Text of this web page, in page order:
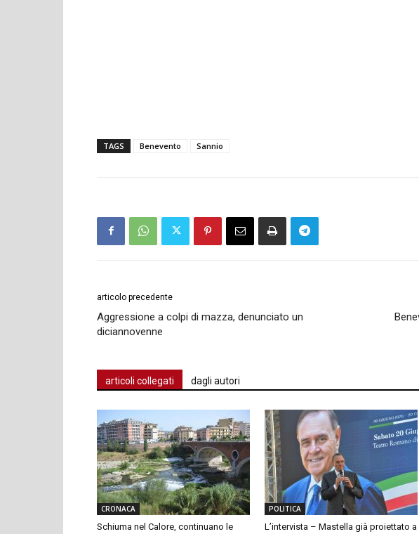
TAGS Benevento Sannio
articolo precedente
Aggressione a colpi di mazza, denunciato un
diciannovenne
articoli collegati dagli autori
CRONACA
Schiuma nel Calore, continuano le
POLITICA
L’intervista – Mastella già proiettato a